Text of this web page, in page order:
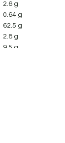
2.6 g
0.64 g
62.5 g
2.8 g
9.5 g